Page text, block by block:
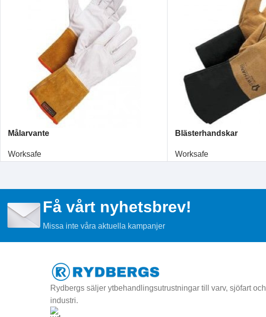
Målarvante
Worksafe
Blästerhandskar
Worksafe
Få vårt nyhetsbrev!
Missa inte våra aktuella kampanjer
Rydbergs säljer ytbehandlingsutrustningar till varv, sjöfart och
industri.